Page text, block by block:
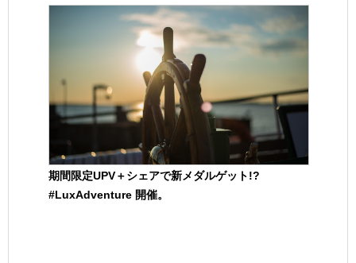
期間限定UPV＋シェアで新メダルゲット!?
#LuxAdventure 開催。